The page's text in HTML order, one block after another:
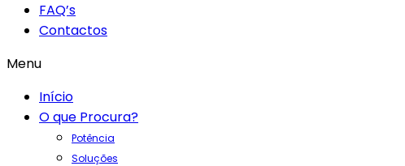
FAQ’s
Contactos
Menu
Início
O que Procura?
Potência
Soluções